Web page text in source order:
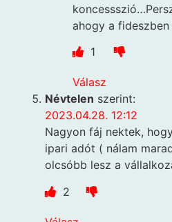
ahogy a
1
Válasz
Névtelen szerint:
2023.04.28. 12:12
Nagyon fáj nektek,
ipari adót ( nálam
olcsóbb lesz a
2